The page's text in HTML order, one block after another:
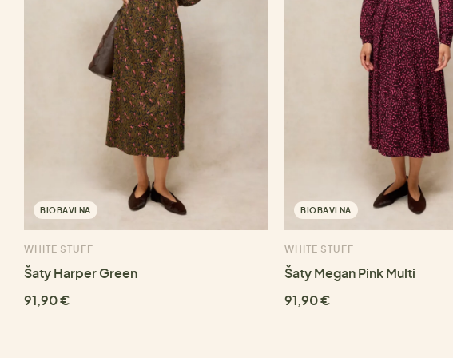
BIOBAVLNA
WHITE STUFF
Šaty Harper Green
91,90 €
BIOBAVLNA
WHITE STUFF
Šaty Megan Pink Multi
91,90 €